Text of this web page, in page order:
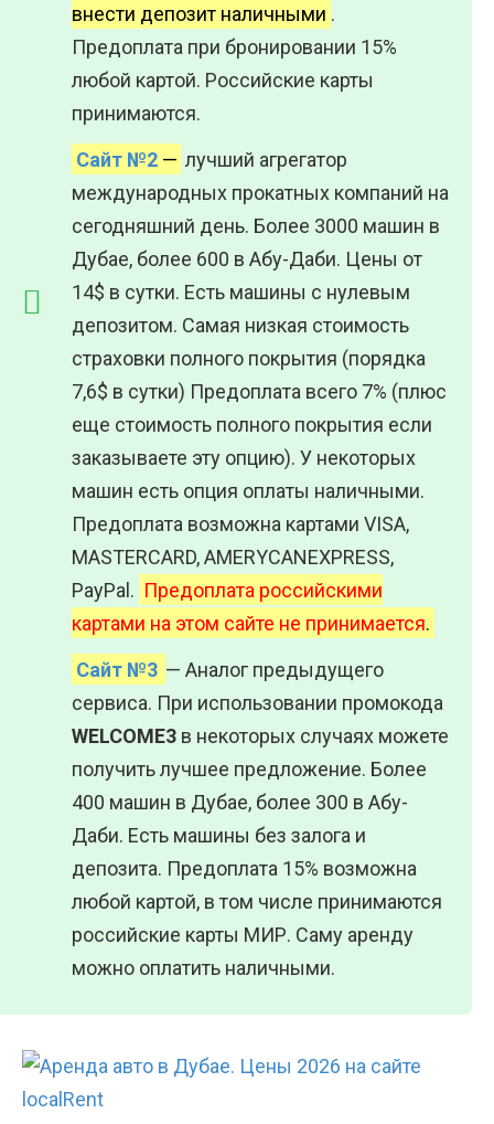
внести депозит наличными .
Предоплата при бронировании 15%
любой картой. Российские карты
принимаются.
Сайт №2— лучший агрегатор
международных прокатных компаний на
сегодняшний день. Более 3000 машин в
Дубае, более 600 в Абу-Даби. Цены от
14$ в сутки. Есть машины с нулевым
депозитом. Самая низкая стоимость
страховки полного покрытия (порядка
7,6$ в сутки) Предоплата всего 7% (плюс
еще стоимость полного покрытия если
заказываете эту опцию). У некоторых
машин есть опция оплаты наличными.
Предоплата возможна картами VISA,
MASTERCARD, AMERYCANEXPRESS,
PayPal. Предоплата российскими
картами на этом сайте не принимается.
Сайт №3 — Аналог предыдущего
сервиса. При использовании промокода
WELCOME3 в некоторых случаях можете
получить лучшее предложение. Более
400 машин в Дубае, более 300 в Абу-
Даби. Есть машины без залога и
депозита. Предоплата 15% возможна
любой картой, в том числе принимаются
российские карты МИР. Саму аренду
можно оплатить наличными.